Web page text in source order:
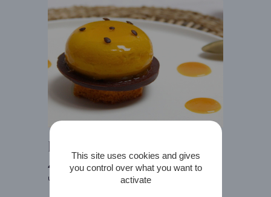
Palet Chocolat Passion
4,20€ TTC
unité
This site uses cookies and gives
you control over what you want to
activate